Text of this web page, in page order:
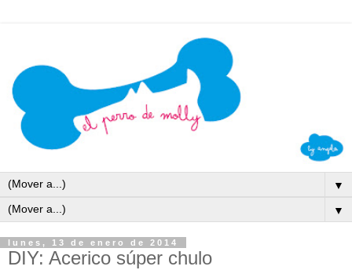
▼
▼
lunes, 13 de enero de 2014
DIY: Acerico súper chulo